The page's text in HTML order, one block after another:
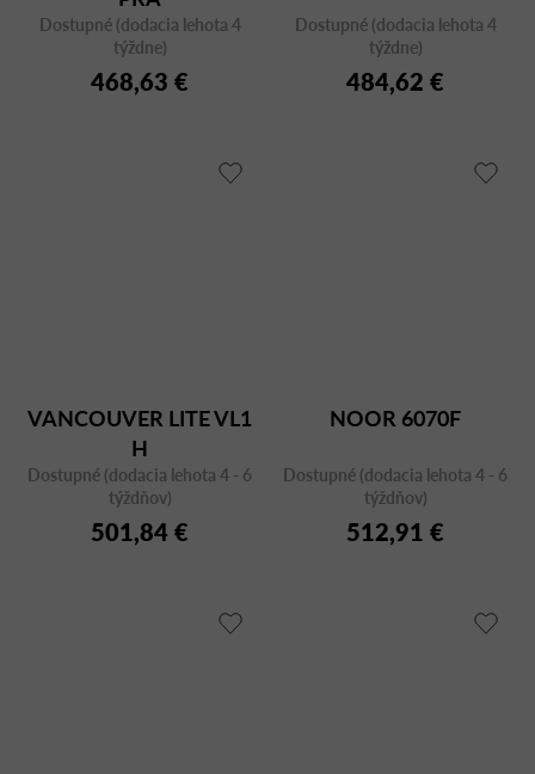
Dostupné (dodacia lehota 4
týždne)
468,63 €
Dostupné (dodacia lehota 4
týždne)
484,62 €
VANCOUVER LITE VL1
H
Dostupné (dodacia lehota 4 - 6
týždňov)
501,84 €
NOOR 6070F
Dostupné (dodacia lehota 4 - 6
týždňov)
512,91 €